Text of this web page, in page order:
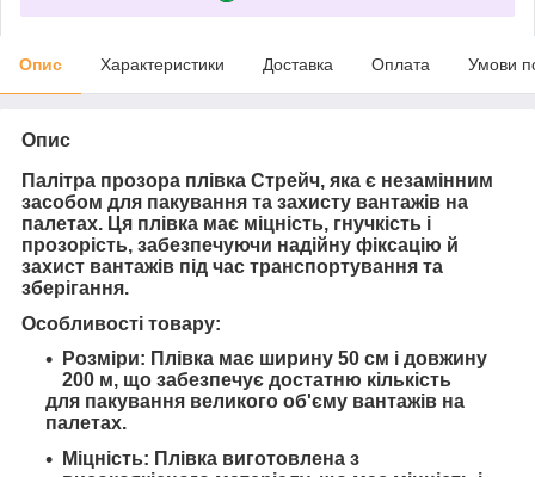
Опис Характеристики Доставка Оплата Умови
Опис
Палітра прозора плівка Стрейч, яка є незамінним
засобом для пакування та захисту вантажів на
палетах. Ця плівка має міцність, гнучкість і
прозорість, забезпечуючи надійну фіксацію й
захист вантажів під час транспортування та
зберігання.
Особливості товару:
Розміри: Плівка має ширину 50 см і довжину
200 м, що забезпечує достатню кількість
для пакування великого об'єму вантажів на
палетах.
Міцність: Плівка виготовлена з